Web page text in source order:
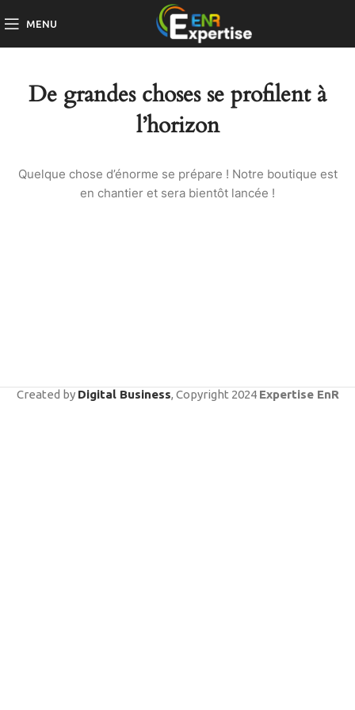
MENU
De grandes choses se profilent à
l’horizon
Quelque chose d’énorme se prépare ! Notre boutique est
en chantier et sera bientôt lancée !
Created by Digital Business, Copyright 2024 Expertise EnR